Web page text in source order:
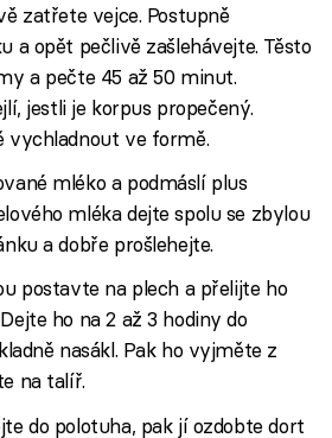
zatřete vejce. Postupně
a opět pečlivě zašlehávejte. Těsto
a pečte 45 až 50 minut.
jestli je korpus propečený.
vychladnout ve formě.
mléko a podmáslí plus
mléka dejte spolu se zbylou
a dobře prošlehejte.
postavte na plech a přelijte ho
ho na 2 až 3 hodiny do
nasákl. Pak ho vyjměte z
na talíř.
do polotuha, pak jí ozdobte dort